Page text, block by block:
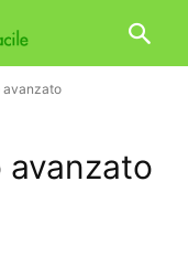
avanzato
avanzato